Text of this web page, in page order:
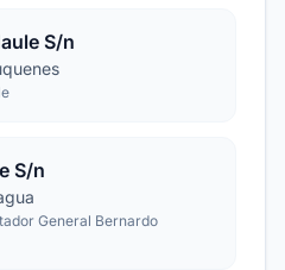
S/n
S/n
General Bernardo